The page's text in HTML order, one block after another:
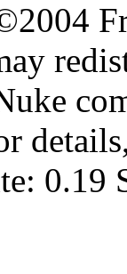
0.19